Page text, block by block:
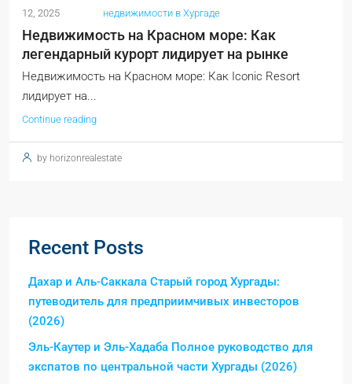
12, 2025
недвижимости в Хургаде
Недвижимость на Красном море: Как
легендарный курорт лидирует на рынке
Недвижимость на Красном море: Как Iconic Resort
лидирует на...
Continue reading
by horizonrealestate
Recent Posts
Дахар и Аль-Саккала Старый город Хургады:
путеводитель для предприимчивых инвесторов
(2026)
Эль-Каутер и Эль-Хадаба Полное руководство для
экспатов по центральной части Хургады (2026)